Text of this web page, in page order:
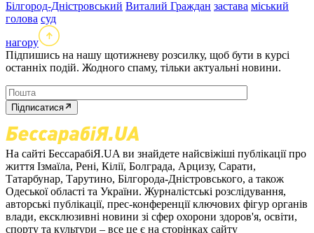
Білгород-Дністровський Виталий Граждан застава міський
голова суд
нагору
Підпишись на нашу щотижневу розсилку, щоб бути в курсі
останніх подій. Жодного спаму, тільки актуальні новини.
Підписатися
На сайті БессарабіЯ.UA ви знайдете найсвіжіші публікації про
життя Ізмаїла, Рені, Кілії, Болграда, Арцизу, Сарати,
Татарбунар, Тарутино, Білгорода-Дністровського, а також
Одеської області та України. Журналістські розслідування,
авторські публікації, прес-конференції ключових фігур органів
влади, ексклюзивні новини зі сфер охорони здоров'я, освіти,
спорту та культури – все це є на сторінках сайту